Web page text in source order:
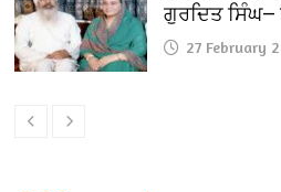
ਗੁਰਦਿਤ ਸਿੰਘ—
27 February